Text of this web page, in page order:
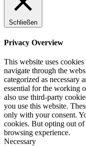
Schließen
Privacy Overview
This website uses
navigate through the
categorized as necessary
essential for the working
also use third-party
you use this website.
only with your consent.
cookies. But opting out
browsing experience.
Necessary